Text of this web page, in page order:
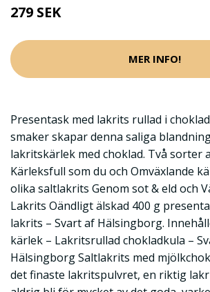
279 SEK
MER INFO!
Presentask med lakrits rullad i
smaker skapar denna saliga
lakritskärlek med choklad. Två sorter
Kärleksfull som du och Omväxlande
olika saltlakrits Genom sot & eld och
Lakrits Oändligt älskad 400 g
lakrits – Svart af Hälsingborg.
kärlek – Lakritsrullad chokladkula –
Hälsingborg Saltlakrits med
det finaste lakritspulvret, en riktig